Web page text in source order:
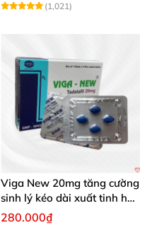
(1,021)
Viga New 20mg tăng cường
sinh lý kéo dài xuất tinh hộp
4 viên
280.000₫